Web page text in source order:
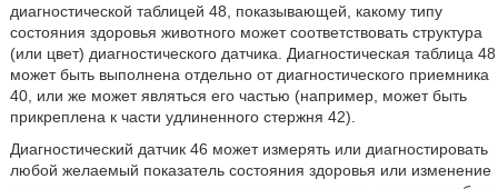
диагностической таблицей 48, показывающей, какому типу
состояния здоровья животного может соответствовать структура
(или цвет) диагностического датчика. Диагностическая таблица 48
может быть выполнена отдельно от диагностического приемника
40, или же может являться его частью (например, может быть
прикреплена к части удлиненного стержня 42).
Диагностический датчик 46 может измерять или диагностировать
любой желаемый показатель состояния здоровья или изменение